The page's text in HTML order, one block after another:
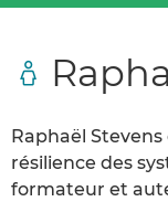
Raphaël
résilience des
formateur et